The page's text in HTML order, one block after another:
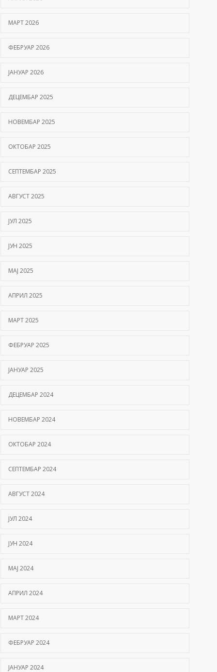
Hemofilija: Kako prepoznati simptome i kada se
09/06/2026
Kako hiperbarična komora pomaže oporavak
01/06/2026
МАРТ 2026
ФЕБРУАР 2026
ЈАНУАР 2026
ДЕЦЕМБАР 2025
НОВЕМБАР 2025
ОКТОБАР 2025
СЕПТЕМБАР 2025
АВГУСТ 2025
ЈУЛ 2025
ЈУН 2025
МАЈ 2025
АПРИЛ 2025
МАРТ 2025
ФЕБРУАР 2025
ЈАНУАР 2025
ДЕЦЕМБАР 2024
НОВЕМБАР 2024
ОКТОБАР 2024
СЕПТЕМБАР 2024
АВГУСТ 2024
ЈУЛ 2024
ЈУН 2024
МАЈ 2024
АПРИЛ 2024
МАРТ 2024
ФЕБРУАР 2024
ЈАНУАР 2024